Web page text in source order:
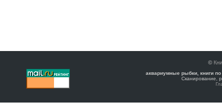
©
аквариумные рыбки, книги
Сканирование,